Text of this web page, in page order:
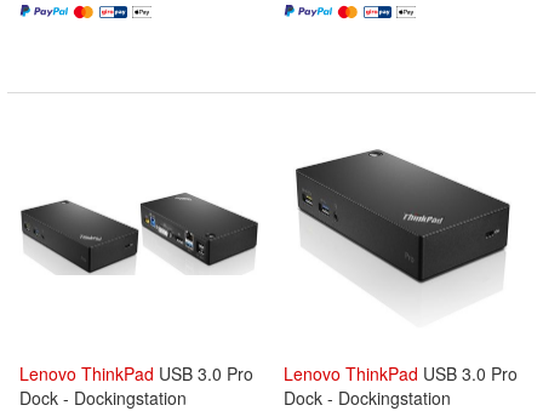
Lenovo ThinkPad USB 3.0 Pro
Dock - Dockingstation
Lenovo ThinkPad USB 3.0 Pro
Dock - Dockingstation